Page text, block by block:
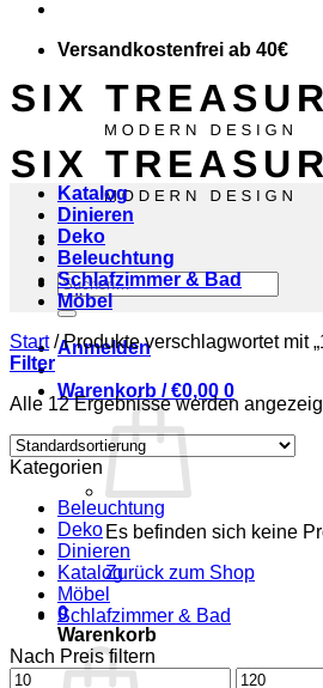
Versandkostenfrei ab 40€
Suchen
nach:
Anmelden
Warenkorb /€0,00 0
Es befinden sich keine
Zurück zum Shop
0
Warenkorb
Katalog
Dinieren
Deko
Beleuchtung
Schlafzimmer & Bad
Möbel
Start /Produkte verschlagwortet mit
Filter
Alle 12 Ergebnisse werden
Kategorien
Beleuchtung
Deko
Dinieren
Katalog
Möbel
Schlafzimmer & Bad
Nach Preis filtern
Min.
Max.